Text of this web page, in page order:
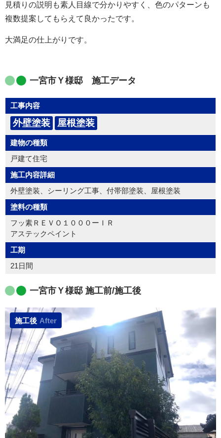
見積りの説明も素人目線で分かりやすく、色のパターンも
複数提案してもらえて良かったです。
大満足の仕上がりです。
一宮市Ｙ様邸 施工データ
工事内容
外壁塗装 屋根塗装
建物の種類
戸建て住宅
施工内容詳細
外壁塗装、シーリング工事、付帯部塗装、屋根塗装
塗料の種類
フッ素ＲＥＶＯ１０００ーＩＲ
アステックペイント
工期
21日間
一宮市Ｙ様邸 施工前/施工後
施工後 After